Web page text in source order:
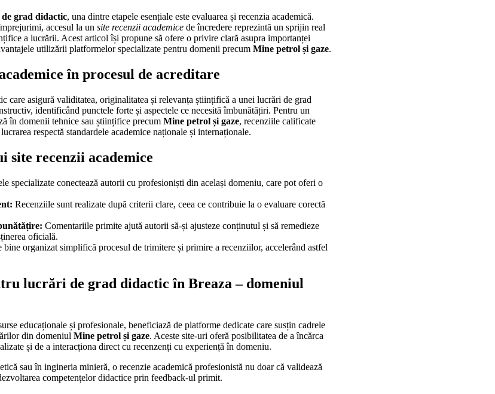
grad didactic, una dintre etapele esențiale este evaluarea și recenzia academică.
accesul la un site recenzii academice de încredere reprezintă un sprijin real
a lucrării. Acest articol își propune să ofere o privire clară asupra importanței
utilizării platformelor specializate pentru domenii precum Mine petrol și gaze.
în procesul de acreditare
care asigură validitatea, originalitatea și relevanța științifică a unei lucrări de grad
identificând punctele forte și aspectele ce necesită îmbunătățiri. Pentru un
în domenii tehnice sau științifice precum Mine petrol și gaze, recenziile calificate
respectă standardele academice naționale și internaționale.
recenzii academice
specializate conectează autorii cu profesioniști din același domeniu, care pot oferi o
Recenziile sunt realizate după criterii clare, ceea ce contribuie la o evaluare corectă
Comentariile primite ajută autorii să-și ajusteze conținutul și să remedieze
oficială.
bine organizat simplifică procesul de trimitere și primire a recenziilor, accelerând astfel
lucrări de grad didactic în Breaza – domeniul
educaționale și profesionale, beneficiază de platforme dedicate care susțin cadrele
din domeniul Mine petrol și gaze. Aceste site-uri oferă posibilitatea de a încărca
și de a interacționa direct cu recenzenți cu experiență în domeniu.
sau în ingineria minieră, o recenzie academică profesionistă nu doar că validează
competențelor didactice prin feedback-ul primit.